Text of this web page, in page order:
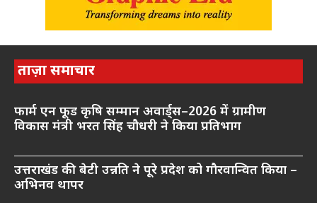
ताज़ा समाचार
फार्म एन फूड कृषि सम्मान अवार्ड्स–2026 में ग्रामीण
विकास मंत्री भरत सिंह चौधरी ने किया प्रतिभाग
उत्तराखंड की बेटी उन्नति ने पूरे प्रदेश को गौरवान्वित किया –
अभिनव थापर